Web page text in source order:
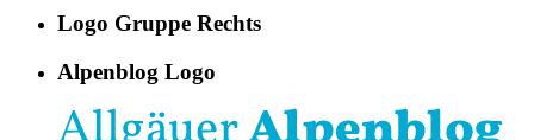
Logo Gruppe Rechts
Alpenblog Logo